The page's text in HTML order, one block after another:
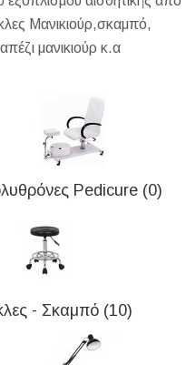
Μανικιούρ,σκαμπό,
μανικιούρ κ.α
Pedicure (0)
- Σκαμπό (10)